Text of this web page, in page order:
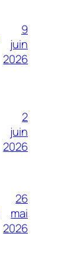
9
juin
2026
2
juin
2026
26
mai
2026